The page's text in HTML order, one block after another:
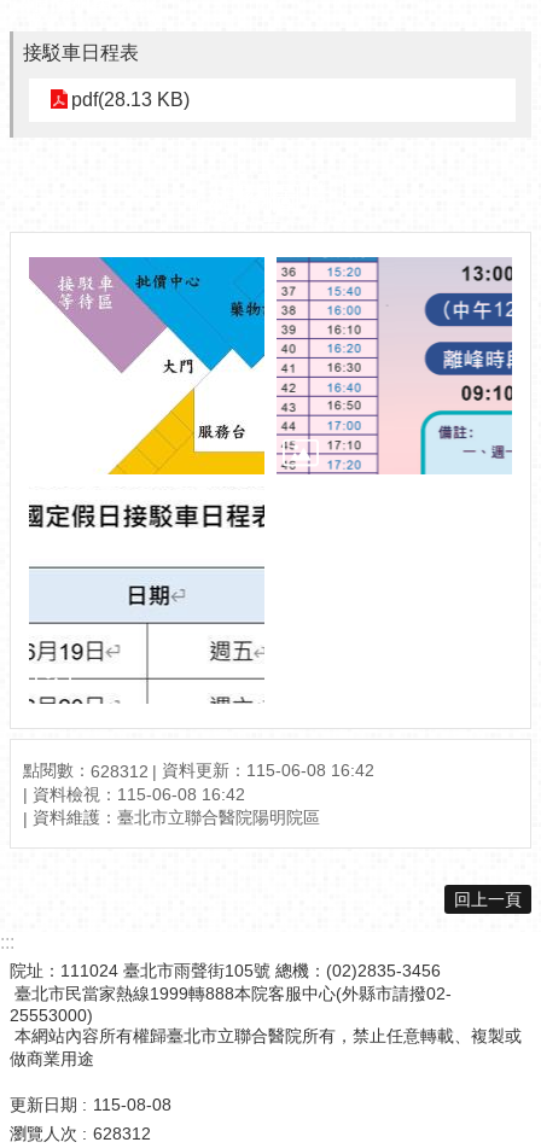
接駁車日程表
pdf(28.13 KB)
點閱數： 628312
資料更新：115-06-08 16:42
資料檢視：115-06-08 16:42
資料維護：臺北市立聯合醫院陽明院區
回上一頁
:::
院址：111024 臺北市雨聲街105號 總機：(02)2835-3456
臺北市民當家熱線1999轉888本院客服中心(外縣市請撥02-
25553000)
本網站內容所有權歸臺北市立聯合醫院所有，禁止任意轉載、複製或
做商業用途
更新日期
115-08-08
瀏覽人次
628312